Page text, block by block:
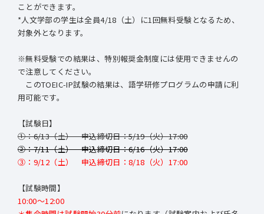
ことができます。
*人文学部の学生は全員4/18（土）に1回無料受験となるため、
対象外となります。
※無料受験での結果は、特別報奨金制度には使用できませんの
で注意してください。
このTOEIC-IP試験の結果は、語学研修プログラムの申請に利
用可能です。
【試験日】
①：6/13（土） 申込締切日：5/19（火）17:00
②：7/11（土） 申込締切日：6/16（火）17:00
③：9/12（土） 申込締切日：8/18（火）17:00
【試験時間】
10:00～12:00